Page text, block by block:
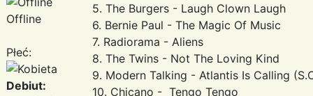
Offline
Płeć:
Debiut:
5. The Burgers - Laugh Clown Laugh
6. Bernie Paul - The Magic Of Music
7. Radiorama - Aliens
8. The Twins - Not The Loving Kind
9. Modern Talking - Atlantis Is Calling
10. Chicano - Tengo Tengo